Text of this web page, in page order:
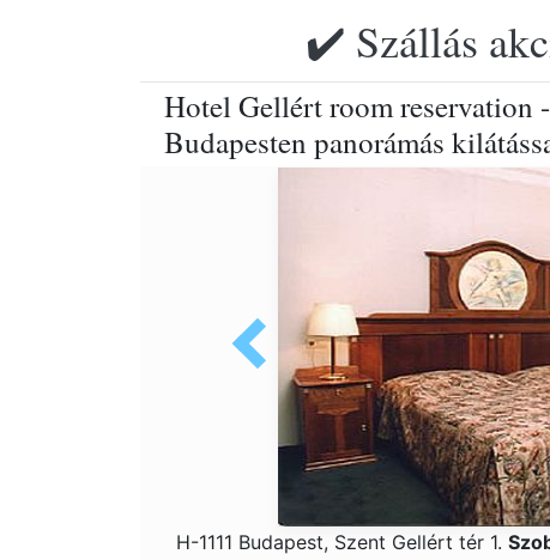
✔️ Szállás
Hotel Gellért room reservation
Budapesten panorámás
H-1111 Budapest, Szent Gellért tér 1.